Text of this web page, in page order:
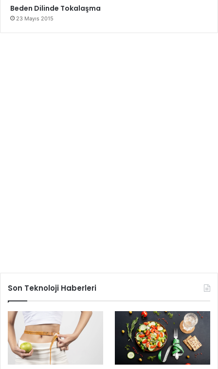
Beden Dilinde Tokalaşma
23 Mayıs 2015
Son Teknoloji Haberleri